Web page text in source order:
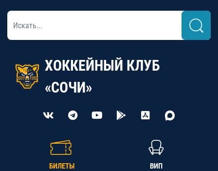
ХОККЕЙНЫЙ КЛУБ
«СОЧИ»
БИЛЕТЫ ВИП